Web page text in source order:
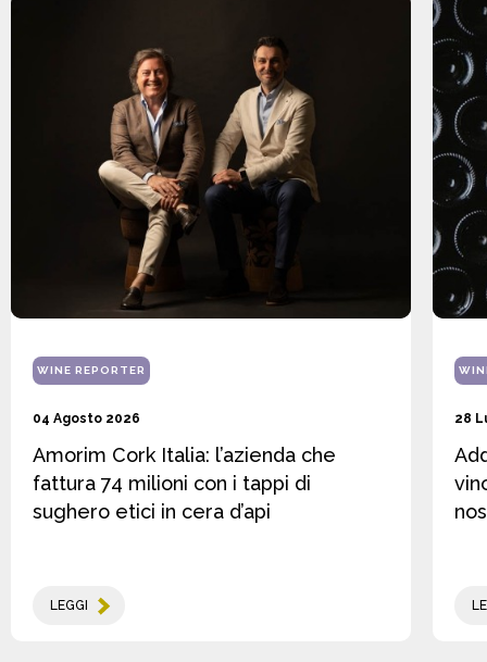
WINE REPORTER
04 Agosto 2026
Amorim Cork Italia: l’azienda che
fattura 74 milioni con i tappi di
sughero etici in cera d’api
LEGGI
28